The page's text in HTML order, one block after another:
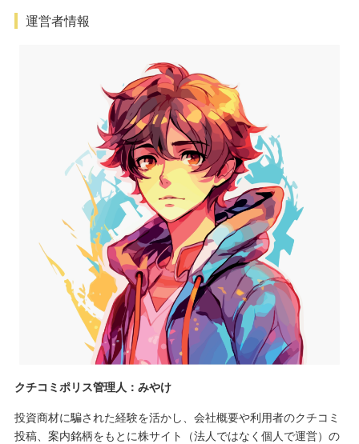
運営者情報
クチコミポリス管理人：みやけ
投資商材に騙された経験を活かし、会社概要や利用者のクチコミ
投稿、案内銘柄をもとに株サイト（法人ではなく個人で運営）の